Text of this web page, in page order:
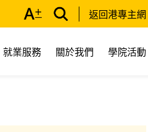
返回港專主網
就業服務 關於我們 學院活動